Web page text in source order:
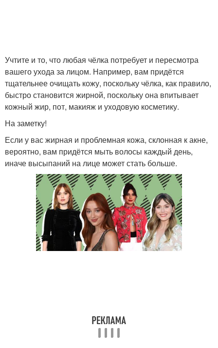
Учтите и то, что любая чёлка потребует и пересмотра
вашего ухода за лицом. Например, вам придётся
тщательнее очищать кожу, поскольку чёлка, как правило,
быстро становится жирной, поскольку она впитывает
кожный жир, пот, макияж и уходовую косметику.
На заметку!
Если у вас жирная и проблемная кожа, склонная к акне,
вероятно, вам придётся мыть волосы каждый день,
иначе высыпаний на лице может стать больше.